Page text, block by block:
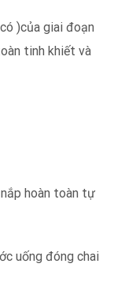
)của giai đoạn
tinh khiết và
hoàn toàn tự
uống đóng chai